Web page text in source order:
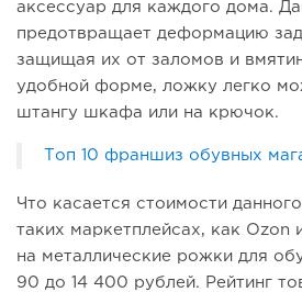
аксессуар для каждого дома.
предотвращает деформацию
защищая их от заломов и
удобной форме, ложку легко
штангу шкафа или на крючок.
Топ 10 франшиз обувных
Что касается стоимости
таких маркетплейсах, как Ozon
на металлические рожки для
90 до 14 400 рублей. Рейтинг